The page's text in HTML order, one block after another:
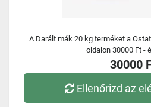
A Darált mák 20 kg terméket a
oldalon 30000 Ft -
30000
Ellenőrizd az